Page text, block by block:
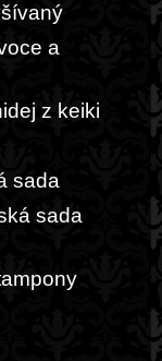
a
z keiki
sada
sada